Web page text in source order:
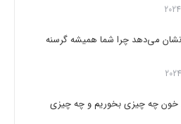
نشان می‌دهد چرا شما همیشه گرسنه
خون چه چیزی بخوریم و چه چیزی